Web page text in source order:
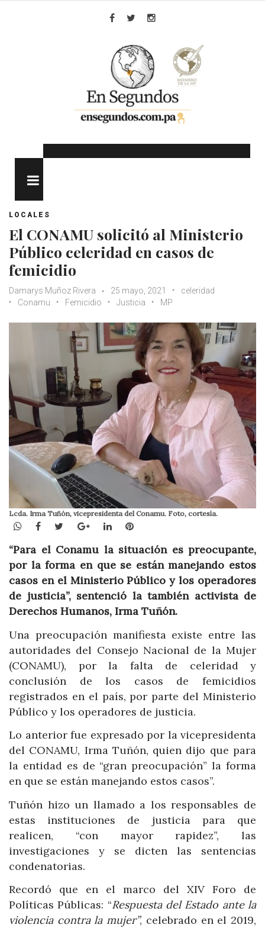
LOCALES
El CONAMU solicitó al Ministerio
Público celeridad en casos de
femicidio
Damarys Muñoz Rivera 25 mayo, 2021
celeridad
Conamu
Femicidio Justicia MP
Lcda. Irma Tuñón, vicepresidenta del Conamu. Foto, cortesía.
WhatsApp
Facebook
TwitterGoogle+LinkedInPinterest
“Para el Conamu la situación es preocupante,
por la forma en que se están manejando estos
casos en el Ministerio Público y los operadores
de justicia”, sentenció la también activista de
Derechos Humanos, Irma Tuñón.
Una preocupación manifiesta existe entre las
autoridades del Consejo Nacional de la Mujer
(CONAMU), por la falta de celeridad y
conclusión de los casos de femicidios
registrados en el país, por parte del Ministerio
Público y los operadores de justicia.
Lo anterior fue expresado por la vicepresidenta
del CONAMU, Irma Tuñón, quien dijo que para
la entidad es de “gran preocupación” la forma
en que se están manejando estos casos”.
Tuñón hizo un llamado a los responsables de
estas instituciones de justicia para que
realicen, “con mayor rapidez”, las
investigaciones y se dicten las sentencias
condenatorias.
Recordó que en el marco del XIV Foro de
Políticas Públicas: “Respuesta del Estado ante la
violencia contra la mujer”, celebrado en el 2019,